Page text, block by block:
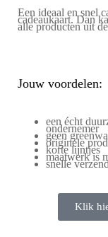
Een ideaal en snel
cadeaukaart. Dan
alle producten uit
Jouw voordelen:
een écht
ondernemer
geen
originele
korte lijntjes
maatwerk is
snelle
Klik